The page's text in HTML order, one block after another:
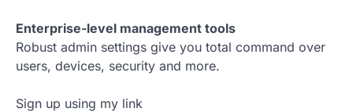
Enterprise-level management tools
Robust admin settings give you total command over
users, devices, security and more.
Sign up using my link